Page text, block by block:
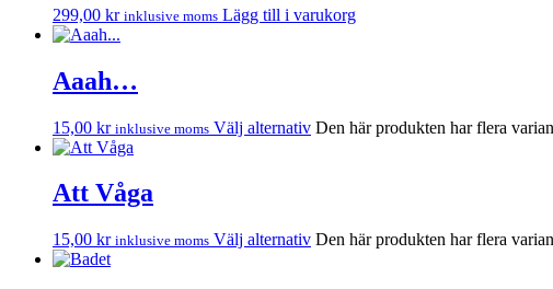
299,00 kr inklusive moms Lägg till i varukorg
Aaah…
15,00 kr inklusive moms Välj alternativ Den här produkten har flera
Att Våga
15,00 kr inklusive moms Välj alternativ Den här produkten har flera